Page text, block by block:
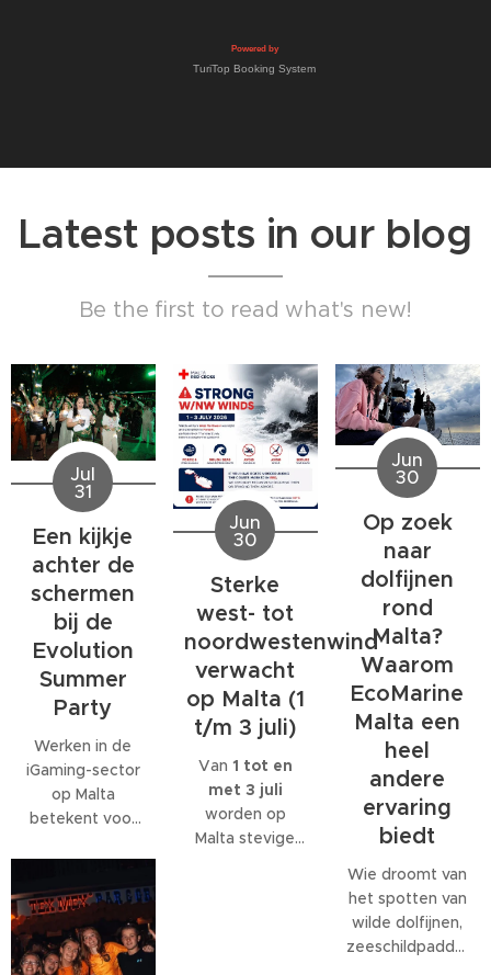
Latest posts in our blog
Be the first to read what's new!
Jul
31
Een kijkje
achter de
schermen
bij de
Evolution
Summer
Party
Werken in de
iGaming-sector
op Malta
betekent voor
meer dan alleen
een baan. Veel
bedrijven
bieden
Jun
30
Sterke
west- tot
noordwestenwind
verwacht
op Malta (1
t/m 3 juli)
Van 1 tot en
met 3 juli
worden op
Malta stevige
Jun
30
Op zoek
naar
dolfijnen
rond
Malta?
Waarom
EcoMarine
Malta een
heel
andere
ervaring
biedt
Wie droomt van
het spotten van
wilde dolfijnen,
zeeschildpadden